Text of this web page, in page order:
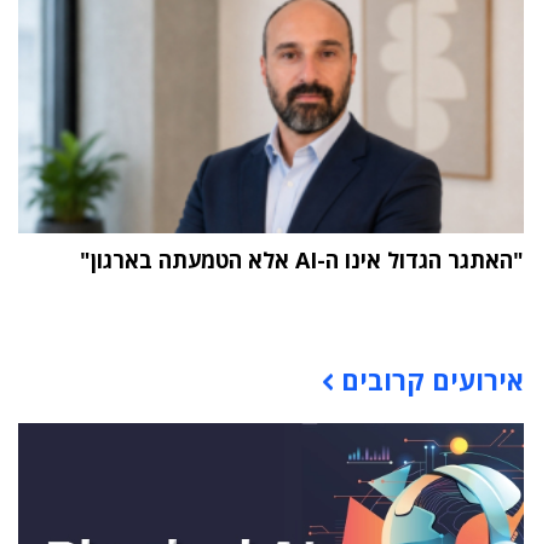
"האתגר הגדול אינו ה-AI אלא הטמעתה בארגון"
אירועים קרובים